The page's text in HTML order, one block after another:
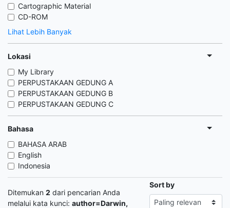
Cartographic Material
CD-ROM
Lihat Lebih Banyak
Lokasi
My Library
PERPUSTAKAAN GEDUNG A
PERPUSTAKAAN GEDUNG B
PERPUSTAKAAN GEDUNG C
Bahasa
BAHASA ARAB
English
Indonesia
Ditemukan 2 dari pencarian Anda
melalui kata kunci: author=Darwin,
Sort by